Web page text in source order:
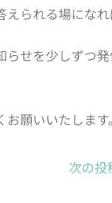
られる場になれ
らせを少しずつ
願いいたします。
次の投